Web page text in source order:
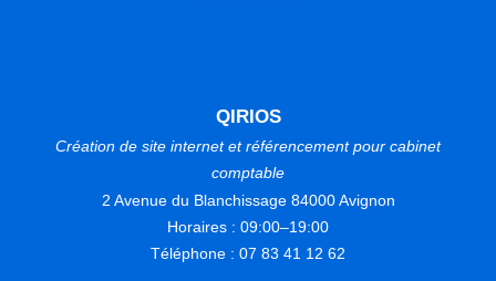
QIRIOS
Création de site internet et référencement pour cabinet
comptable
2 Avenue du Blanchissage 84000 Avignon
Horaires : 09:00–19:00
Téléphone : 07 83 41 12 62